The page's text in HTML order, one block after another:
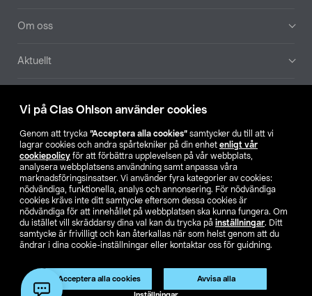
Vi på Clas Ohlson använder cookies
Genom att trycka ”Acceptera alla cookies” samtycker du till att vi
lagrar cookies och andra spårtekniker på din enhet enligt vår
cookiepolicy för att förbättra upplevelsen på vår webbplats,
analysera webbplatsens användning samt anpassa våra
marknadsföringsinsatser. Vi använder fyra kategorier av cookies:
nödvändiga, funktionella, analys och annonsering. För nödvändiga
cookies krävs inte ditt samtycke eftersom dessa cookies är
nödvändiga för att innehållet på webbplatsen ska kunna fungera. Om
du istället vill skräddarsy dina val kan du trycka på inställningar. Ditt
samtycke är frivilligt och kan återkallas när som helst genom att du
ändrar i dina cookie-inställningar eller kontaktar oss för guidning.
Acceptera alla cookies Avvisa alla
Produkten har utgått
Artikelnr: 50-5373
Om oss
Aktuellt
Hitta butik
SE NO FI
Ändra till priser exklusive moms